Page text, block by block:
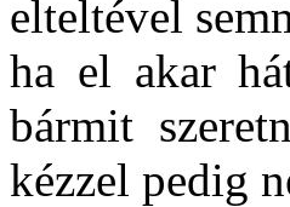
elteltével
ha el akar
bármit
kézzel pedig